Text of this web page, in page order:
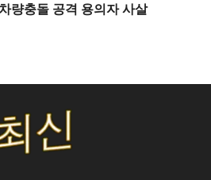
량충돌 공격 용의자 사살